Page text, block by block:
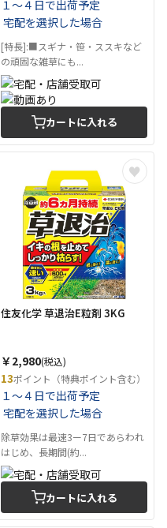
１～４日で出荷予定
宅配を選択した場合
[特長]:■スギナ・笹・ススキなど
の頑固な雑草にも...
カートに入れる
住友化学 草退治E粒剤 3KG
￥2,980(税込)
13ポイント（特典ポイント含む）
１～４日で出荷予定
宅配を選択した場合
除草効果は最速3ー7日であらわれ
はじめ、長期間(約...
カートに入れる